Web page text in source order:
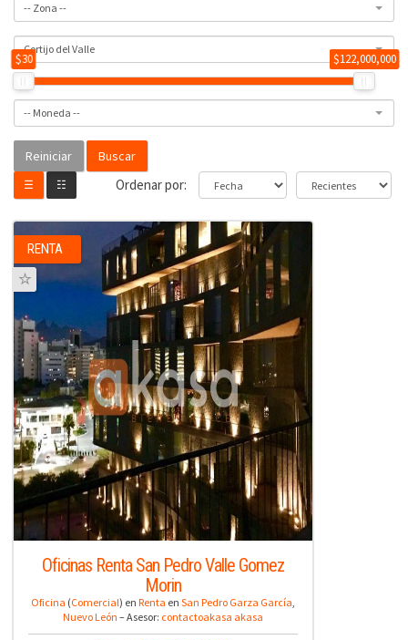
-- Zona --
Cortijo del Valle
$30 $122,000,000
-- Moneda --
Buscar
☰ ☷ Ordenar por:
RENTA
Oficinas Renta San Pedro Valle Gomez
Morin
Oficina (Comercial) en Renta en San Pedro Garza García,
Nuevo León – Asesor: contactoakasa akasa